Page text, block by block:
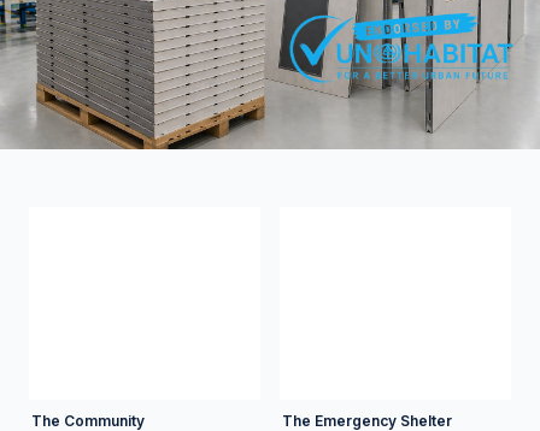
The Community The Emergency Shelter